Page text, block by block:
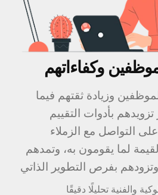
وكفاءاتهم
وزيادة ثقتهم فيما
بأدوات التقييم
التواصل مع الزملاء
لما يقومون به، وتمدهم